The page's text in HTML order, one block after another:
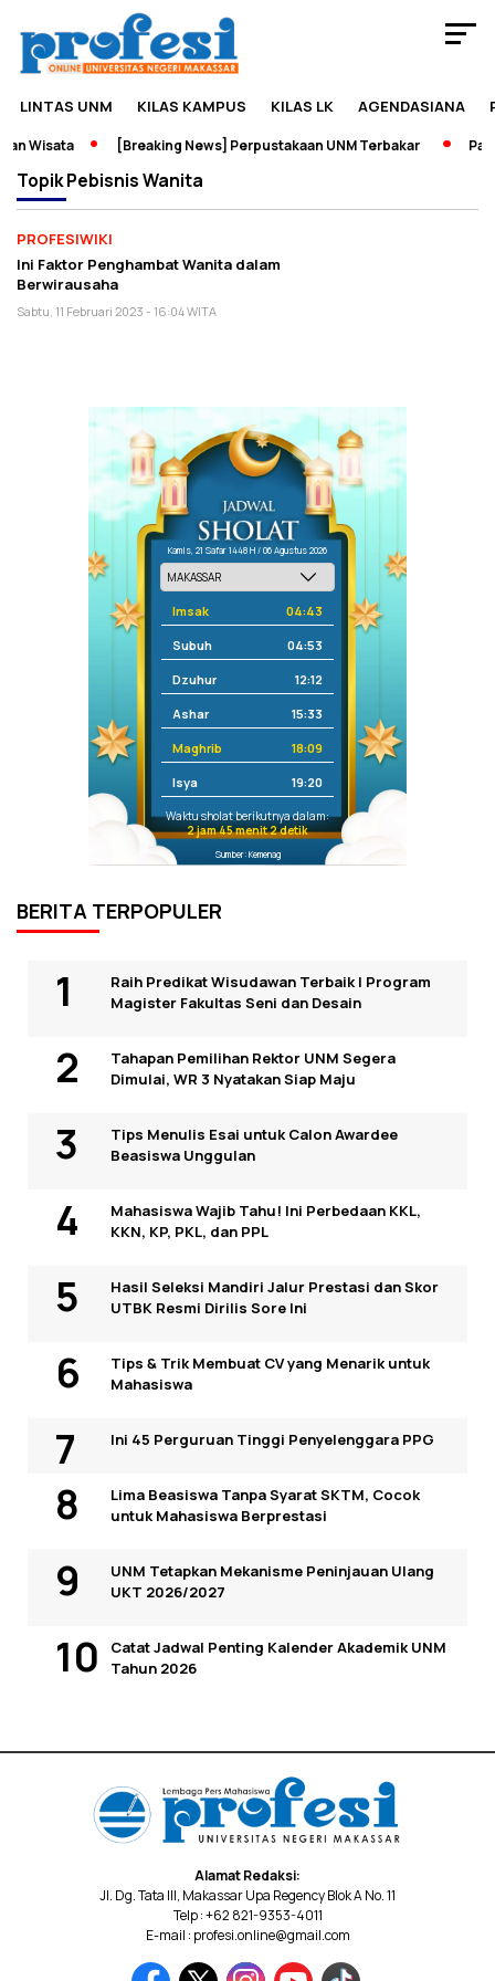
LINTAS UNM KILAS KAMPUS KILAS LK AGENDASIANA
Wisata [Breaking News] Perpustakaan UNM Terbakar
TopikPebisnis Wanita
PROFESIWIKI
Ini Faktor Penghambat Wanita dalam
Berwirausaha
Sabtu, 11 Februari 2023 - 16:04 WITA
Kamis, 21 Safar 1448 H / 06 Agustus 2026
Imsak 04:43
Subuh 04:53
Dzuhur 12:12
Ashar 15:33
Maghrib 18:09
Isya 19:20
Waktu sholat berikutnya dalam:
2 jam 45 menit 2 detik
Sumber: Kemenag
BERITA TERPOPULER
Raih Predikat Wisudawan Terbaik I Program
Magister Fakultas Seni dan Desain
Tahapan Pemilihan Rektor UNM Segera
Dimulai, WR 3 Nyatakan Siap Maju
Tips Menulis Esai untuk Calon Awardee
Beasiswa Unggulan
Mahasiswa Wajib Tahu! Ini Perbedaan KKL,
KKN, KP, PKL, dan PPL
Hasil Seleksi Mandiri Jalur Prestasi dan Skor
UTBK Resmi Dirilis Sore Ini
Tips & Trik Membuat CV yang Menarik untuk
Mahasiswa
Ini 45 Perguruan Tinggi Penyelenggara PPG
Lima Beasiswa Tanpa Syarat SKTM, Cocok
untuk Mahasiswa Berprestasi
UNM Tetapkan Mekanisme Peninjauan Ulang
UKT 2026/2027
Catat Jadwal Penting Kalender Akademik UNM
Tahun 2026
Alamat Redaksi:
Jl. Dg. Tata III, Makassar Upa Regency Blok A No. 11
Telp : +62 821-9353-4011
E-mail : profesi.online@gmail.com